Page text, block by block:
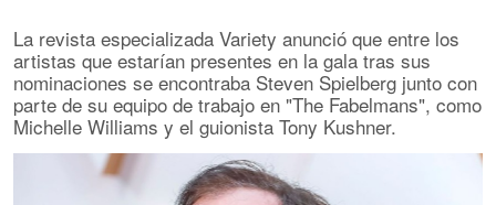
La revista especializada Variety anunció que entre los
artistas que estarían presentes en la gala tras sus
nominaciones se encontraba Steven Spielberg junto con
parte de su equipo de trabajo en "The Fabelmans", como
Michelle Williams y el guionista Tony Kushner.